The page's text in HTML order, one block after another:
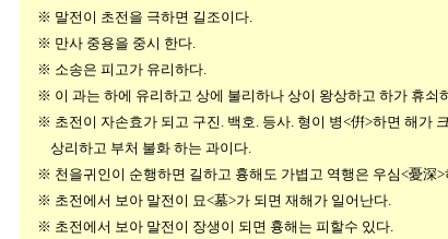
※ 말전이 초전을 극하면 길조이다.
※ 만사 중용을 중시 한다.
※ 소송은 피고가 유리하다.
※ 이 과는 하에 유리하고 상에 불리하나 상이 왕상하고 하가 휴쇠
※ 초전이 자손효가 되고 구진. 백호. 등사. 형이 병<倂>하면 해가
상리하고 부처 불화 하는 과이다.
※ 천을귀인이 순행하면 길하고 흉해도 가볍고 역행은 우심<憂深>
※ 초전에서 보아 말전이 묘<墓>가 되면 재해가 일어난다.
※ 초전에서 보아 말전이 장생이 되면 흉해는 피할수 있다.